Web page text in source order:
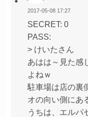
2017-05-08 17:27
SECRET: 0
PASS:
> けいたさん
あはは～見た感
よねｗ
駐車場は店の裏
オの向い側にあ
うちは、エルパ